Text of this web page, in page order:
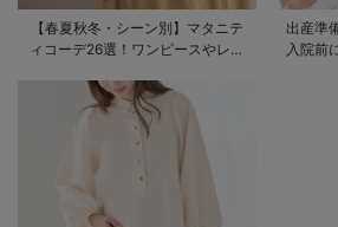
【春夏秋冬・シーン別】マタニテ
ィコーデ26選！ワンピースやレギ
出産準
入院前